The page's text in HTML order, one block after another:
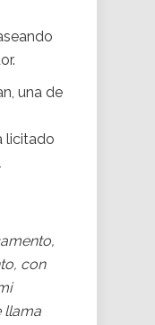
una de
licitado
con
llama